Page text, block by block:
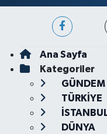
Ana Sayfa
Kategoriler
GÜNDEM
TÜRKİYE
DÜNYA